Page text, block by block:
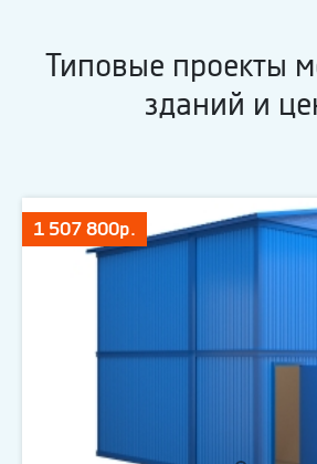
Типовые проекты
зданий и
1 507 800р.